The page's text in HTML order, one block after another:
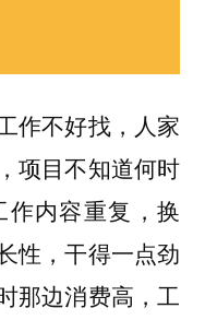
作不好找，人家
项目不知道何时
内容重复，换
性，干得一点劲
那边消费高，工